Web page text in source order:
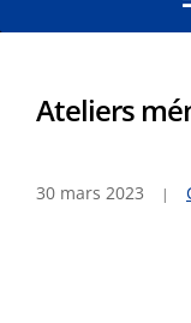
Ateliers
30 mars 2023